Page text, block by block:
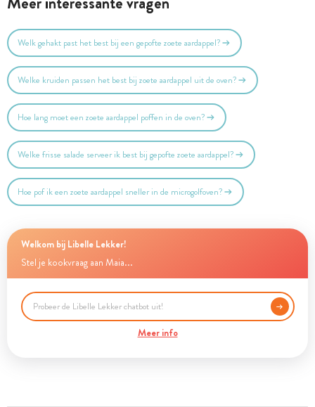
Welk gehakt past het best bij een gepofte zoete aardappel?
Welke kruiden passen het best bij zoete aardappel uit de oven?
Hoe lang moet een zoete aardappel poffen in de oven?
Welke frisse salade serveer ik best bij gepofte zoete aardappel?
Hoe pof ik een zoete aardappel sneller in de microgolfoven?
Welkom bij Libelle Lekker!
Stel je kookvraag aan Maia...
Meer info